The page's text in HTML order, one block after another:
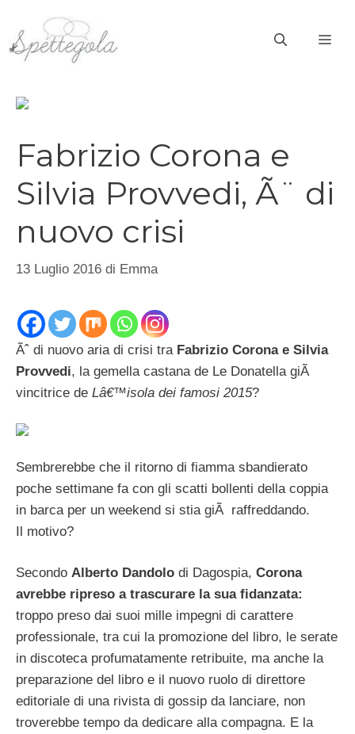
contenuto
Fabrizio Corona e
Silvia Provvedi, Ã¨ di
nuovo crisi
13 Luglio 2016 di Emma
Ãˆ di nuovo aria di crisi tra Fabrizio Corona e Silvia
Provvedi, la gemella castana de Le Donatella giÃ
vincitrice de Lâ€™isola dei famosi 2015?
Sembrerebbe che il ritorno di fiamma sbandierato
poche settimane fa con gli scatti bollenti della coppia
in barca per un weekend si stia giÃ raffreddando.
Il motivo?
Secondo Alberto Dandolo di Dagospia, Corona
avrebbe ripreso a trascurare la sua fidanzata:
troppo preso dai suoi mille impegni di carattere
professionale, tra cui la promozione del libro, le serate
in discoteca profumatamente retribuite, ma anche la
preparazione del libro e il nuovo ruolo di direttore
editoriale di una rivista di gossip da lanciare, non
troverebbe tempo da dedicare alla compagna. E la